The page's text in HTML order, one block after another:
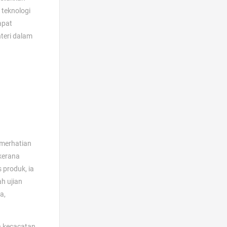
teknologi
dalam
produk, ia
ujian